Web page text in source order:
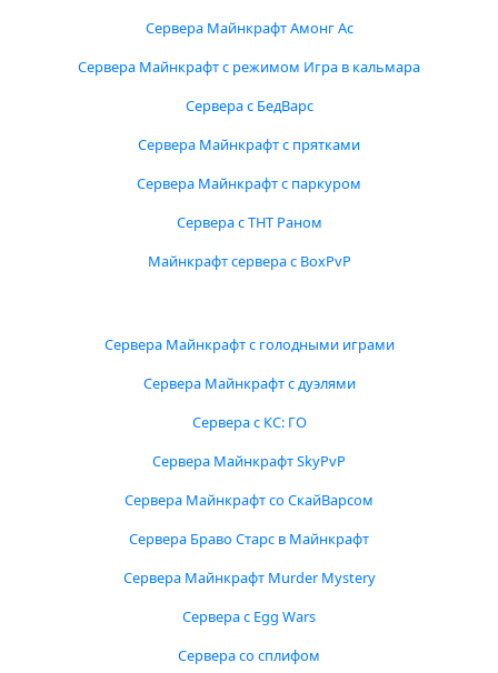
Сервера Майнкрафт Амонг Ас
Сервера Майнкрафт с режимом Игра в кальмара
Сервера с БедВарс
Сервера Майнкрафт с прятками
Сервера Майнкрафт с паркуром
Сервера с ТНТ Раном
Майнкрафт сервера с BoxPvP
Сервера Майнкрафт с голодными играми
Сервера Майнкрафт с дуэлями
Сервера с КС: ГО
Сервера Майнкрафт SkyPvP
Сервера Майнкрафт со СкайВарсом
Сервера Браво Старс в Майнкрафт
Сервера Майнкрафт Murder Mystery
Сервера с Egg Wars
Сервера со сплифом